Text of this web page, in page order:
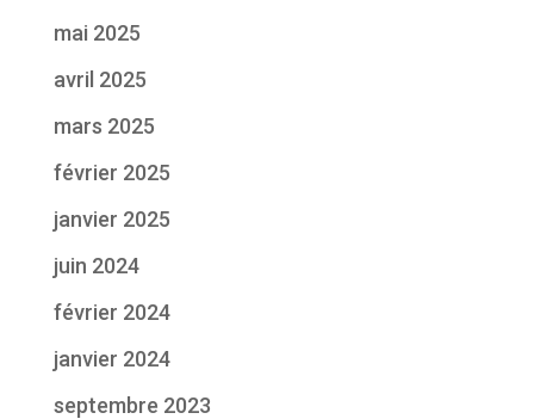
mai 2025
avril 2025
mars 2025
février 2025
janvier 2025
juin 2024
février 2024
janvier 2024
septembre 2023